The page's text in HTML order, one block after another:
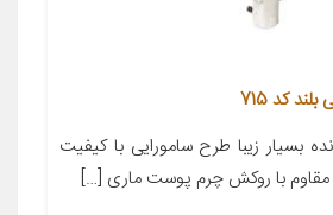
کد 715
بسیار زیبا طرح سامورایی با کیفیت
مقاوم با روکش چرم پوست ماری […]